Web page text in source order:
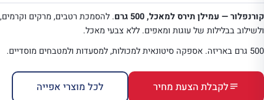
קורנפלור — עמילן תירס למאכל, 500 גרם
. להסמכת רטבים, מרקים וקרמים,
ולשילוב בבלילות של עוגות ומאפים. ללא צבעי מאכל.
500 גרם באריזה. אספקה סיטונאית למכולות, למסעדות ולמטבחים מוסדיים.
לקבלת הצעת מחיר לכל מוצרי אפייה